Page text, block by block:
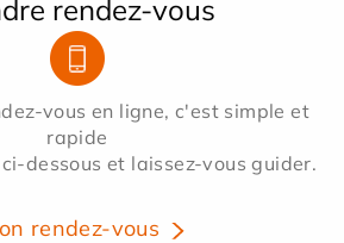
rendez-vous
vous en ligne, c'est simple et
rapide
dessous et laissez-vous guider.
rendez-vous